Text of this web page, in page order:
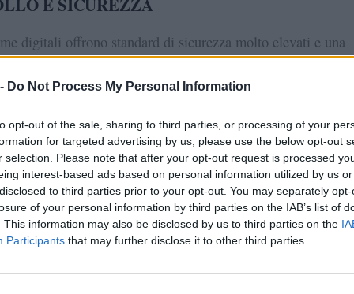
Do Not Process My Personal Information
opt-out of the sale, sharing to third parties, or processing of your
for targeted advertising by us, please use the below opt-out
selection. Please note that after your opt-out request is processed
interest-based ads based on personal information utilized by us
to third parties prior to your opt-out. You may separately
of your personal information by third parties on the IAB’s list of
This information may also be disclosed by us to third parties on the
Participants that may further disclose it to other third parties.
digitali offrono standard di sicurezza molto elevati e una
completa dei movimenti in tempo reale. Questo rende più
controllo le finanze aziendali o professionali.
un conto online con IBAN
IL SERVIZIO GIUSTO
è trovare una banca o un operatore online che offra un
È fondamentale valutare costi, commissioni e servizi